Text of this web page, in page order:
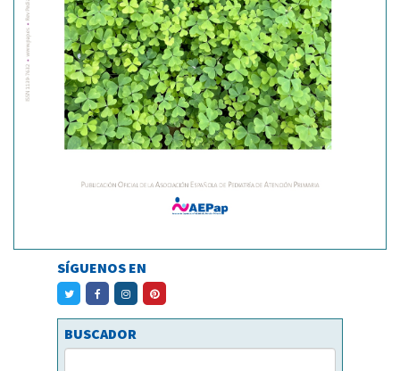
SÍGUENOS EN
BUSCADOR